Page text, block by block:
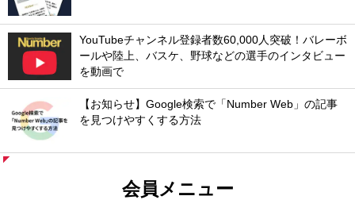
YouTubeチャンネル登録者数60,000人突破！バレーボ
ールや陸上、バスケ、野球などの選手のインタビュー
を動画で
【お知らせ】Google検索で「Number Web」の記事
を見つけやすくする方法
会員メニュー